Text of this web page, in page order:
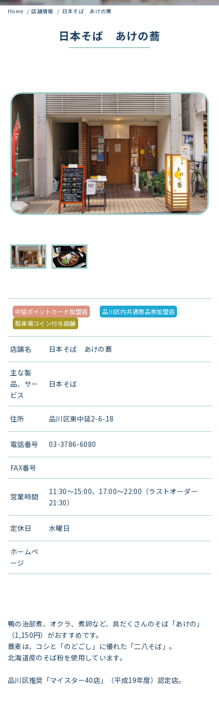
Home 店舗情報 日本そば あけの蕎
日本そば あけの蕎
中延ポイントカード加盟店
品川区内共通商品券加盟店
駐車場コイン付与店舗
店舗名 日本そば あけの蕎
主な製
品、サー
ビス
日本そば
住所 品川区東中延2-6-18
電話番号 03-3786-6080
FAX番号
営業時間
11:30～15:00、17:00～22:00（ラストオーダー
21:30）
定休日 水曜日
ホームペ
ージ
鴨の治部煮、オクラ、煮卵など、具だくさんのそば「あけの」
（1,150円）がおすすめです。
蕎麦は、コシと「のどごし」に優れた「二八そば」。
北海道産のそば粉を使用しています。
品川区推奨「マイスター40店」（平成19年度）認定店。